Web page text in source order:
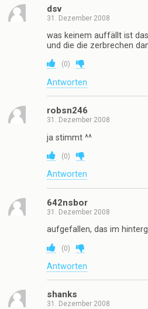
dsv
31. Dezember 2008
was keinem auffällt ist
und die die zerbrechen
(0)
Antworten
robsn246
31. Dezember 2008
ja stimmt ^^
(0)
Antworten
642nsbor
31. Dezember 2008
aufgefallen, das im
(0)
Antworten
shanks
31. Dezember 2008